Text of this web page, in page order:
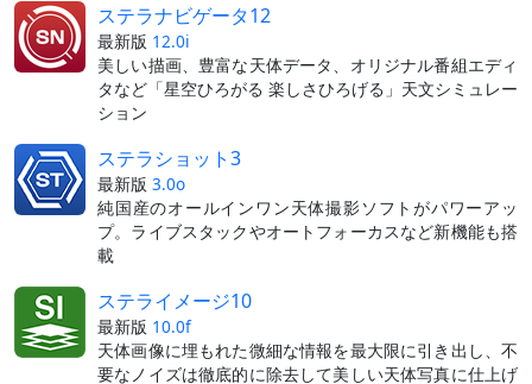
ステラナビゲータ12
最新版 12.0i
美しい描画、豊富な天体データ、オリジナル番組エディ
タなど「星空ひろがる 楽しさひろげる」天文シミュレー
ション
ステラショット3
最新版 3.0o
純国産のオールインワン天体撮影ソフトがパワーアッ
プ。ライブスタックやオートフォーカスなど新機能も搭
載
ステライメージ10
最新版 10.0f
天体画像に埋もれた微細な情報を最大限に引き出し、不
要なノイズは徹底的に除去して美しい天体写真に仕上げ